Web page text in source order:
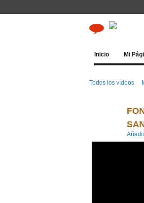
Inicio Mi
Todos los vídeos